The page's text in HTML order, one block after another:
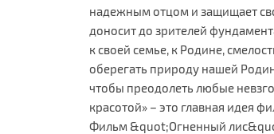
надежным отцом и защищает
доносит до зрителей
к своей семье, к Родине,
оберегать природу нашей
чтобы преодолеть любые
красотой» – это главная идея
Фильм &quot;Огненный